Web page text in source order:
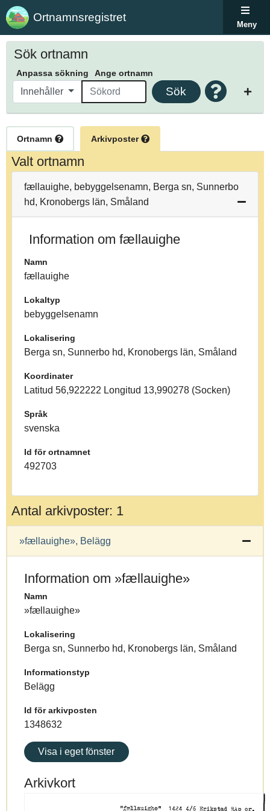
Ortnamnsregistret
Meny
Sök ortnamn
Anpassa sökning Ange ortnamn
Innehåller Sök
Ortnamn Arkivposter
Valt ortnamn
fællauighe, bebyggelsenamn, Berga sn, Sunnerbo
hd, Kronobergs län, Småland
Information om fællauighe
Namn
fællauighe
Lokaltyp
bebyggelsenamn
Lokalisering
Berga sn, Sunnerbo hd, Kronobergs län, Småland
Koordinater
Latitud 56,922222 Longitud 13,990278 (Socken)
Språk
svenska
Id för ortnamnet
492703
Antal arkivposter: 1
»fællauighe», Belägg
Information om »fællauighe»
Namn
»fællauighe»
Lokalisering
Berga sn, Sunnerbo hd, Kronobergs län, Småland
Informationstyp
Belägg
Id för arkivposten
1348632
Visa i eget fönster
Arkivkort